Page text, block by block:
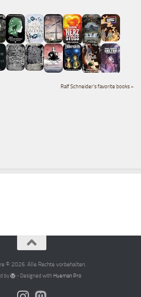
Ralf Schneider's favorite books »
© 2026. Alle Rechte vorbehalten.
by - Designed with Hueman Pro